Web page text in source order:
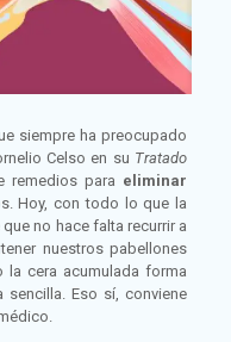
siempre ha preocupado
Celso en su Tratado
remedios para eliminar
Hoy, con todo lo que la
no hace falta recurrir a
nuestros pabellones
la cera acumulada forma
sencilla. Eso sí, conviene